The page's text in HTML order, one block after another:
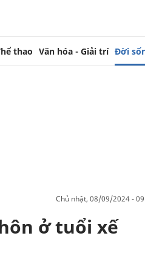
thao Văn hóa - Giải trí Đời
chủ nhật, 08/09/2024 -
ở tuổi xế